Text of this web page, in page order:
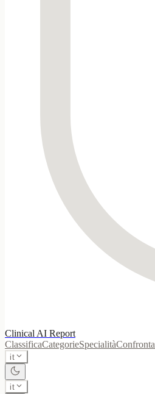
Clinical AI Report
ClassificaCategorieSpecialitàConfronta
it
it